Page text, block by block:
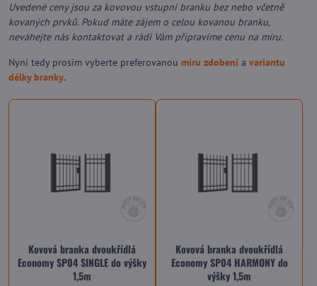
Uvedené ceny jsou za kovovou vstupní branku bez nebo včetně
kovaných prvků. Pokud máte zájem o celou kovanou branku,
neváhejte nás kontaktovat a rádi Vám připravíme cenu na míru.
Nyní tedy prosím vyberte preferovanou míru zdobení a variantu
délky branky.
Kovová branka dvoukřídlá
Economy SP04 SINGLE do výšky
1,5m
Kovová branka dvoukřídlá
Economy SP04 HARMONY do
výšky 1,5m